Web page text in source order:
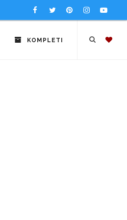
KOMPLETI